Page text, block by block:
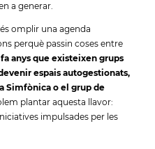
a generar.
omplir una agenda
perquè passin coses entre
anys que existeixen grups
espais autogestionats,
Simfònica o el grup de
plantar aquesta llavor:
impulsades per les